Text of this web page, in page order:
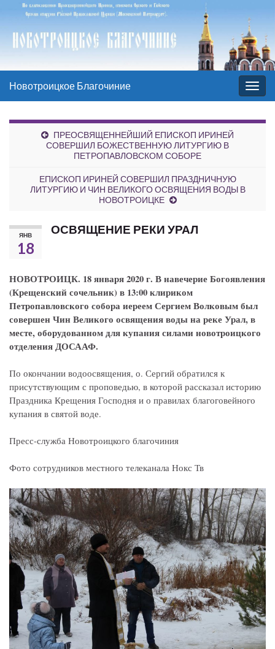
Вкл/
выкл
Новотроицкое Благочиние
ПРЕОСВЯЩЕННЕЙШИЙ ЕПИСКОП ИРИНЕЙ
СОВЕРШИЛ БОЖЕСТВЕННУЮ ЛИТУРГИЮ В
ПЕТРОПАВЛОВСКОМ СОБОРЕ
ЕПИСКОП ИРИНЕЙ СОВЕРШИЛ ПРАЗДНИЧНУЮ
ЛИТУРГИЮ И ЧИН ВЕЛИКОГО ОСВЯЩЕНИЯ ВОДЫ В
НОВОТРОИЦКЕ
ЯНВ
18
ОСВЯЩЕНИЕ РЕКИ УРАЛ
НОВОТРОИЦК. 18 января 2020 г. В навечерие Богоявления
(Крещенский сочельник) в 13:00 клириком
Петропавловского собора иереем Сергием Волковым был
совершен Чин Великого освящения воды на реке Урал, в
месте, оборудованном для купания силами новотроицкого
отделения ДОСААФ.
По окончании водоосвящения, о. Сергий обратился к
присутствующим с проповедью, в которой рассказал историю
Праздника Крещения Господня и о правилах благоговейного
купания в святой воде.
Пресс-служба Новотроицкого благочиния
Фото сотрудников местного телеканала Нокс Тв